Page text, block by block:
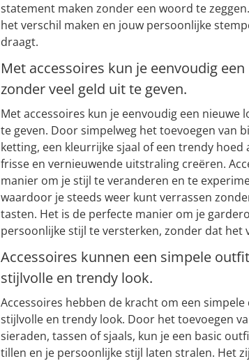
statement maken zonder een woord te
het verschil maken en jouw persoonlijke
draagt.
Met accessoires kun je eenvoudig
zonder veel geld uit te geven.
Met accessoires kun je eenvoudig een nieuwe
te geven. Door simpelweg het toevoegen van
ketting, een kleurrijke sjaal of een trendy
frisse en vernieuwende uitstraling creëren.
manier om je stijl te veranderen en te
waardoor je steeds weer kunt verrassen
tasten. Het is de perfecte manier om je
persoonlijke stijl te versterken, zonder dat het
Accessoires kunnen een simpele
stijlvolle en trendy look.
Accessoires hebben de kracht om een
stijlvolle en trendy look. Door het toevoegen
sieraden, tassen of sjaals, kun je een basic
tillen en je persoonlijke stijl laten stralen. Het